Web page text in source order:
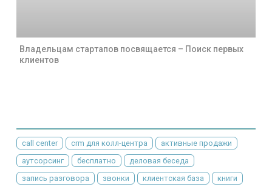
Владельцам стартапов посвящается – Поиск первых
клиентов
call center crm для колл-центра
активные продажи
аутсорсинг
бесплатно
деловая беседа
запись разговора
звонки клиентская база книги